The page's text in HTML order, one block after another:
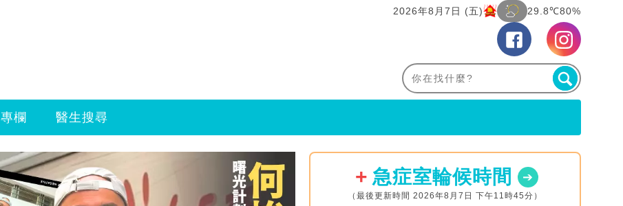
2026年8月7日 (五) 29.8℃80%
專欄 醫生搜尋
急症室輪候時間
（最後更新時間 2026年8月7日 下午11時45分）